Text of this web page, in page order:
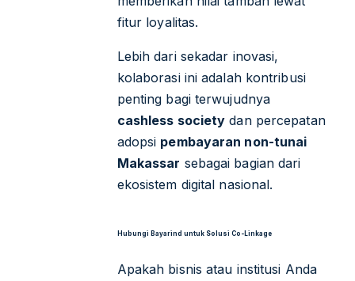
fitur loyalitas.
Lebih dari sekadar inovasi,
kolaborasi ini adalah kontribusi
penting bagi terwujudnya
cashless society dan percepatan
adopsi pembayaran non-tunai
Makassar sebagai bagian dari
ekosistem digital nasional.
Hubungi Bayarind untuk Solusi Co-Linkage
Apakah bisnis atau institusi Anda